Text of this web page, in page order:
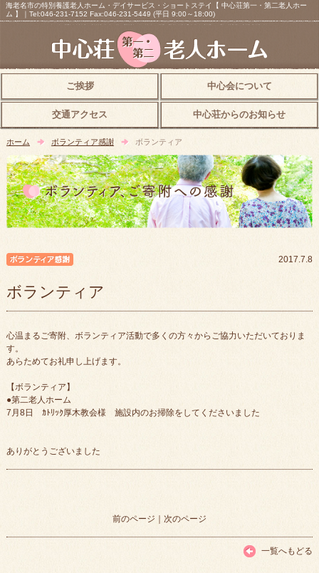
海老名市の特別養護老人ホーム・デイサービス・ショートステイ【 中心荘第一・第二老人ホー
ム 】｜Tel:046-231-7152 Fax:046-231-5449 (平日 9:00～18:00)
ご挨拶 中心会について
交通アクセス 中心荘からのお知らせ
ホーム ボランティア感謝 ボランティア
2017.7.8
ボランティア
心温まるご寄附、ボランティア活動で多くの方々からご協力いただいておりま
す。
あらためてお礼申し上げます。
【ボランティア】
●第二老人ホーム
7月8日 ｶﾄﾘｯｸ厚木教会様 施設内のお掃除をしてくださいました
ありがとうございました
前のページ ｜ 次のページ
一覧へもどる